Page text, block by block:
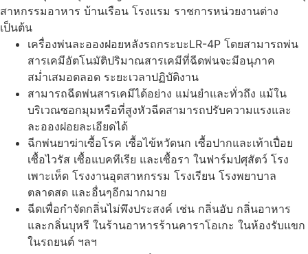
สาหกรรมอาหาร บ้านเรือน โรงแรม ราชการหน่วยงานต่าง
เป็นต้น
เครื่องพ่นละอองฝอยหลังรถกระบะLR-4P โดยสามารถพ่น
สารเคมีอัตโนมัติปริมาณสารเคมีที่ฉีดพ่นจะมีอนุภาค
สม่ำเสมอตลอด ระยะเวลาปฏิบัติงาน
สามารถฉีดพ่นสารเคมีได้อย่าง แม่นยำและทั่วถึง แม้ใน
บริเวณซอกมุมหรือที่สูงหัวฉีดสามารถปรับความแรงและ
ละอองฝอยละเอียดได้
ฉีกพ่นยาฆ่าเซื้อโรค เซื้อไข้หวัดนก เซื้อปากและเท้าเปื่อย
เซื้อไวรัส เซื้อแบคทีเรีย และเซื้อรา ในฟาร์มปศุสัตว์ โรง
เพาะเห็ด โรงงานอุตสาหกรรม โรงเรียน โรงพยาบาล
ตลาดสด และอื่นๆอีกมากมาย
ฉีดเพื่อกำจัดกลิ่นไม่พึงประสงค์ เช่น กลิ่นอับ กลิ่นอาหาร
และกลิ่นบุหรี ในร้านอาหารร้านคาราโอเกะ ในห้องรับแขก
ในรถยนต์ ฯลฯ